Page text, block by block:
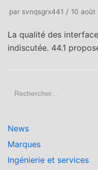
par svnqsgrx441 10 août
La qualité des
indiscutée. 44.1
News
Marques
Ingénierie et services